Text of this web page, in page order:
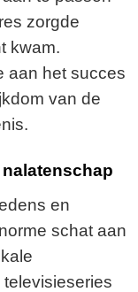
zorgde
kwam.
aan het succes
van de
en
schat aan